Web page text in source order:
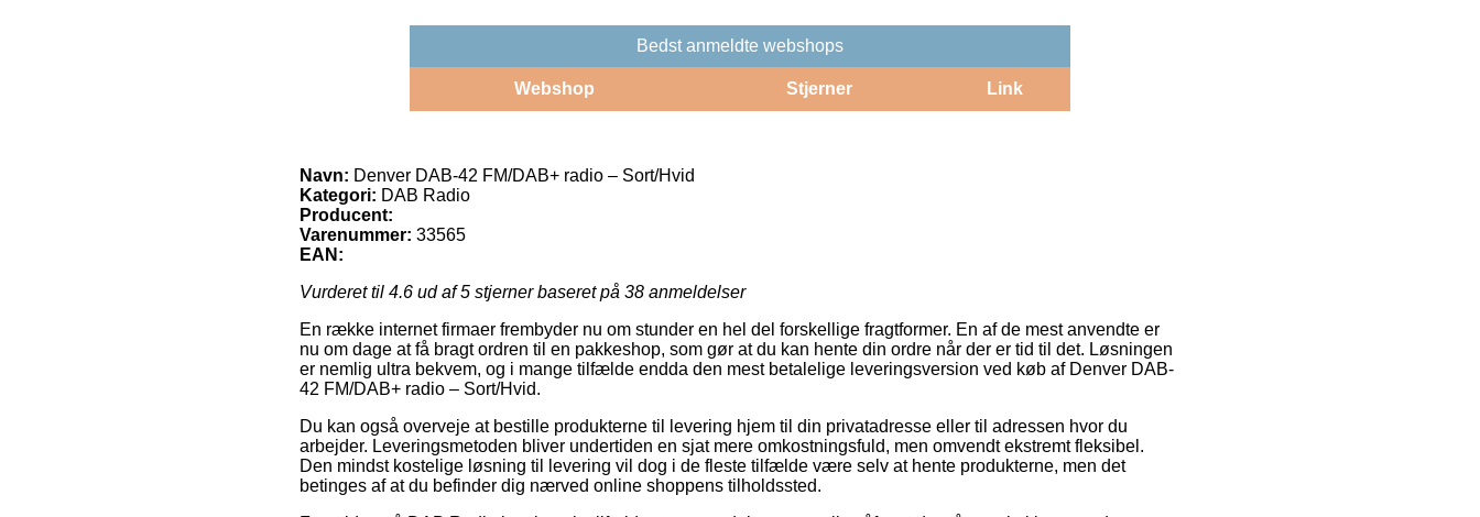
Bedst anmeldte webshops
Webshop Stjerner Link
Navn: Denver DAB-42 FM/DAB+ radio – Sort/Hvid
Kategori: DAB Radio
Producent:
Varenummer: 33565
EAN:
Vurderet til 4.6 ud af 5 stjerner baseret på 38 anmeldelser
En række internet firmaer frembyder nu om stunder en hel del forskellige fragtformer. En af de mest anvendte er
nu om dage at få bragt ordren til en pakkeshop, som gør at du kan hente din ordre når der er tid til det. Løsningen
er nemlig ultra bekvem, og i mange tilfælde endda den mest betalelige leveringsversion ved køb af Denver DAB-
42 FM/DAB+ radio – Sort/Hvid.
Du kan også overveje at bestille produkterne til levering hjem til din privatadresse eller til adressen hvor du
arbejder. Leveringsmetoden bliver undertiden en sjat mere omkostningsfuld, men omvendt ekstremt fleksibel.
Den mindst kostelige løsning til levering vil dog i de fleste tilfælde være selv at hente produkterne, men det
betinges af at du befinder dig nærved online shoppens tilholdssted.